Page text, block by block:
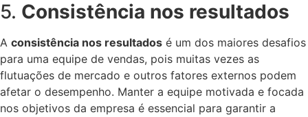
5. Consistência nos resultados
A consistência nos resultados é um dos maiores desafios
para uma equipe de vendas, pois muitas vezes as
flutuações de mercado e outros fatores externos podem
afetar o desempenho. Manter a equipe motivada e focada
nos objetivos da empresa é essencial para garantir a